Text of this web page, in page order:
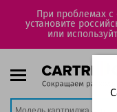
При проблемах с
установите
или